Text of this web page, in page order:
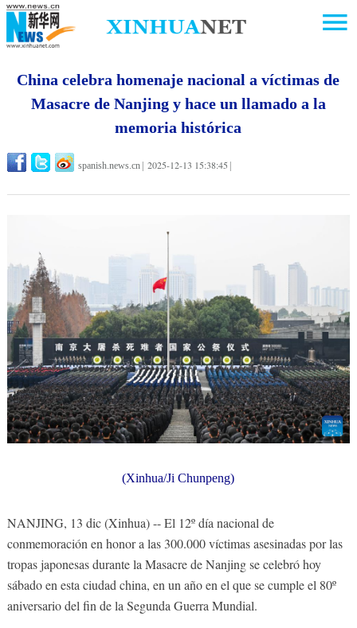
China celebra homenaje nacional a víctimas de
Masacre de Nanjing y hace un llamado a la
memoria histórica
spanish.news.cn 2025-12-13 15:38:45
(Xinhua/Ji Chunpeng)
NANJING, 13 dic (Xinhua) -- El 12º día nacional de
conmemoración en honor a las 300.000 víctimas asesinadas por las
tropas japonesas durante la Masacre de Nanjing se celebró hoy
sábado en esta ciudad china, en un año en el que se cumple el 80º
aniversario del fin de la Segunda Guerra Mundial.